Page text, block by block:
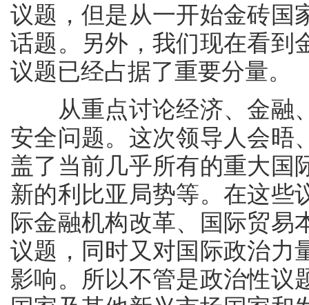
议题，但是从一开始金砖国
话题。另外，我们现在看到
议题已经占据了重要分量。
从重点讨论经济、金融
安全问题。这次领导人会晤
盖了当前几乎所有的重大国
新的利比亚局势等。在这些
际金融机构改革、国际贸易
议题，同时又对国际政治力
影响。所以不管是政治性议